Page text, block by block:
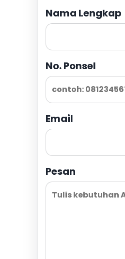
Nama Lengkap
No. Ponsel
Email
Pesan